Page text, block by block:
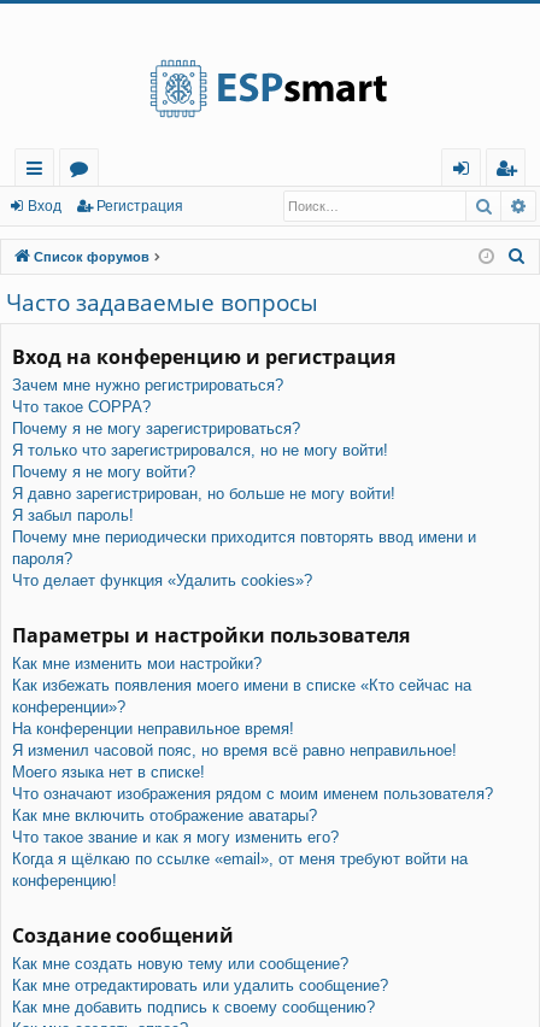
с
ы
лк
и
о
ру
м
ы
д
г
ис
тр
Вход Регистрация
Список форумов
Часто задаваемые вопросы
Вход на конференцию и регистрация
Зачем мне нужно регистрироваться?
Что такое COPPA?
Почему я не могу зарегистрироваться?
Я только что зарегистрировался, но не могу войти!
Почему я не могу войти?
Я давно зарегистрирован, но больше не могу войти!
Я забыл пароль!
Почему мне периодически приходится повторять ввод имени и
пароля?
Что делает функция «Удалить cookies»?
Параметры и настройки пользователя
Как мне изменить мои настройки?
Как избежать появления моего имени в списке «Кто сейчас на
конференции»?
На конференции неправильное время!
Я изменил часовой пояс, но время всё равно неправильное!
Моего языка нет в списке!
Что означают изображения рядом с моим именем пользователя?
Как мне включить отображение аватары?
Что такое звание и как я могу изменить его?
Когда я щёлкаю по ссылке «email», от меня требуют войти на
конференцию!
Создание сообщений
Как мне создать новую тему или сообщение?
Как мне отредактировать или удалить сообщение?
Как мне добавить подпись к своему сообщению?